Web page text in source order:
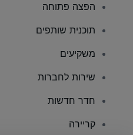
הפצה פתוחה
תוכנית שותפים
משקיעים
שירות לחברות
חדר חדשות
קריירה